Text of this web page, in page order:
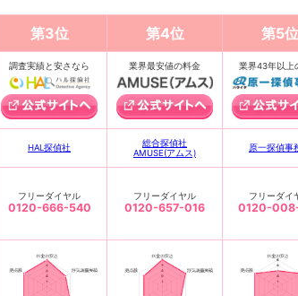
第3位 第4位 第5位
調査実績と安さなら 業界最安値の料金 業界43年以上
HAL探偵社
総合探偵社
AMUSE(アムス)
原一探偵事
フリーダイヤル
0120-666-540
フリーダイヤル
0120-657-016
フリーダイ
0120-